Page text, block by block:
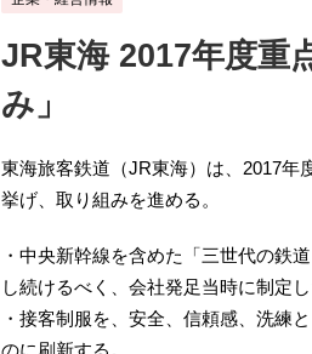
JR東海 2017年度重
み」
東海旅客鉄道（JR東海）は、2017年
挙げ、取り組みを進める。
・中央新幹線を含めた「三世代の鉄
し続けるべく、会社発足当時に制定
・接客制服を、安全、信頼感、洗練
のに刷新する。